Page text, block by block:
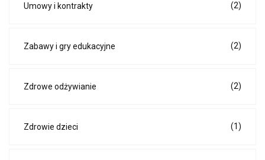
Umowy i kontrakty (2)
Zabawy i gry edukacyjne (2)
Zdrowe odżywianie (2)
Zdrowie dzieci (1)